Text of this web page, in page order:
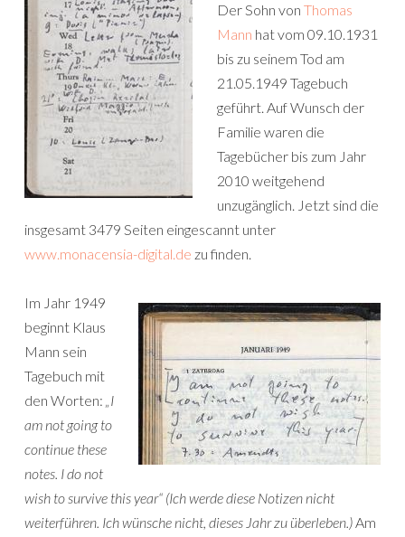
Der Sohn von Thomas
Mann hat vom 09.10.1931
bis zu seinem Tod am
21.05.1949 Tagebuch
geführt. Auf Wunsch der
Familie waren die
Tagebücher bis zum Jahr
2010 weitgehend
unzugänglich. Jetzt sind die
insgesamt 3479 Seiten eingescannt unter
www.monacensia-digital.de zu finden.
Im Jahr 1949
beginnt Klaus
Mann sein
Tagebuch mit
den Worten: „I
am not going to
continue these
notes. I do not
wish to survive this year“ (Ich werde diese Notizen nicht
weiterführen. Ich wünsche nicht, dieses Jahr zu überleben.)Am